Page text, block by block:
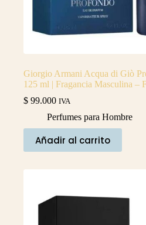
Giorgio Armani Acqua di Giò
125 ml | Fragancia Masculina –
$ 99.000 IVA
Perfumes para Hombre
Añadir al carrito